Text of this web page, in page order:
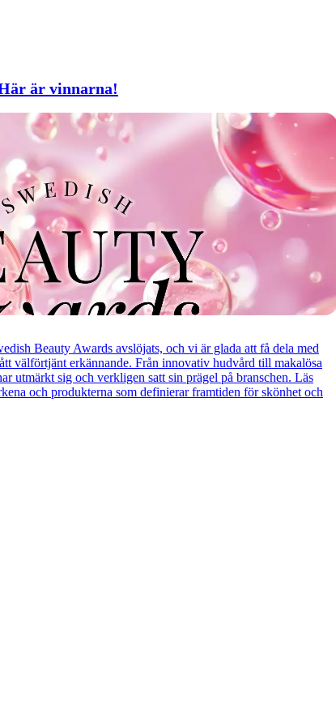
är vinnarna!
Beauty Awards avslöjats, och vi är glada att få dela med
välförtjänt erkännande. Från innovativ hudvård till makalösa
utmärkt sig och verkligen satt sin prägel på branschen. Läs
och produkterna som definierar framtiden för skönhet och